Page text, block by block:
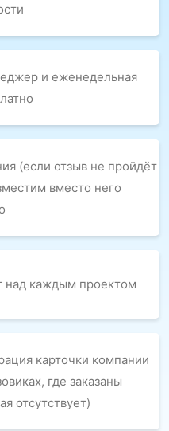
и еженедельная
(если отзыв не пройдёт
вместо него
над каждым проектом
карточки компании
где заказаны
отсутствует)